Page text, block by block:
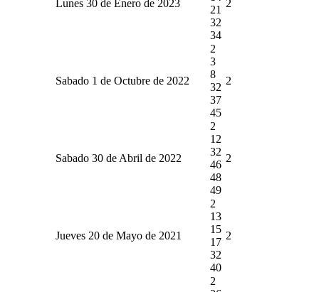
Lunes 30 de Enero de 2023
21
32
34
2
Sabado 1 de Octubre de 2022
2
3
8
32
37
45
2
Sabado 30 de Abril de 2022
2
12
32
46
48
49
2
Jueves 20 de Mayo de 2021
2
13
15
17
32
40
2
2